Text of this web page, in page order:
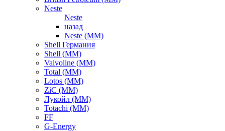
Neste
Neste
назад
Neste (ММ)
Shell Германия
Shell (ММ)
Valvoline (ММ)
Total (ММ)
Lotos (ММ)
ZiC (ММ)
Лукойл (ММ)
Totachi (MM)
FF
G-Energy